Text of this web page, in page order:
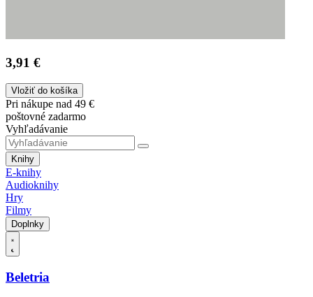
3,91 €
Vložiť do košíka
Pri nákupe nad 49 €
poštovné zadarmo
Vyhľadávanie
Knihy
E-knihy
Audioknihy
Hry
Filmy
Doplnky
Beletria